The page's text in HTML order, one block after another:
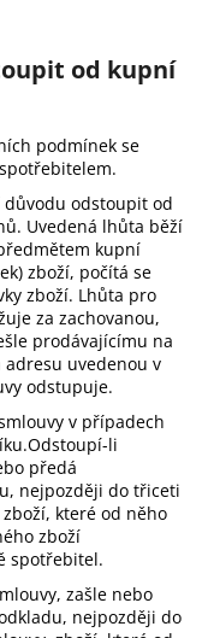
od kupní
podmínek se
odstoupit od
Uvedená lhůta běží
kupní
zboží, počítá se
zboží. Lhůta pro
za zachovanou,
prodávajícímu na
uvedenou v
odstupuje.
v případech
li
předá
nejpozději do třiceti
které od něho
zboží
spotřebitel.
zašle nebo
nejpozději do